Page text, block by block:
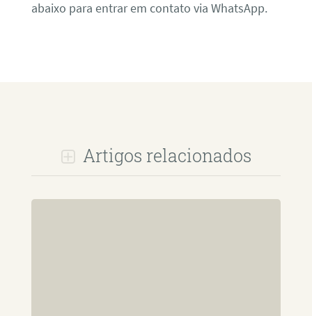
abaixo para entrar em contato via WhatsApp.
Artigos relacionados